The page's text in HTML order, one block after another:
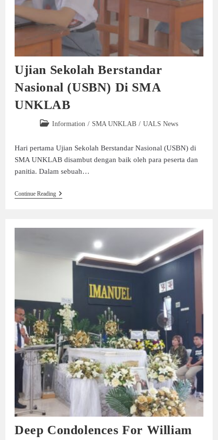
Ujian Sekolah Berstandar
Nasional (USBN) Di SMA
UNKLAB
Information / SMA UNKLAB / UALS News
Hari pertama Ujian Sekolah Berstandar Nasional (USBN) di
SMA UNKLAB disambut dengan baik oleh para peserta dan
panitia. Dalam sebuah…
Continue Reading
Deep Condolences For William